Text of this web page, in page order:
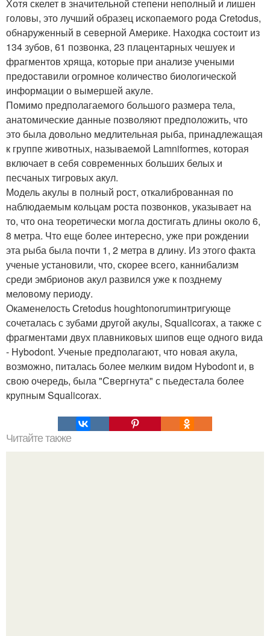
Хотя скелет в значительной степени неполный и лишен
головы, это лучший образец ископаемого рода Cretodus,
обнаруженный в северной Америке. Находка состоит из
134 зубов, 61 позвонка, 23 плацентарных чешуек и
фрагментов хряща, которые при анализе учеными
предоставили огромное количество биологической
информации о вымершей акуле.
Помимо предполагаемого большого размера тела,
анатомические данные позволяют предположить, что
это была довольно медлительная рыба, принадлежащая
к группе животных, называемой Lamniformes, которая
включает в себя современных больших белых и
песчаных тигровых акул.
Модель акулы в полный рост, откалиброванная по
наблюдаемым кольцам роста позвонков, указывает на
то, что она теоретически могла достигать длины около 6,
8 метра. Что еще более интересно, уже при рождении
эта рыба была почти 1, 2 метра в длину. Из этого факта
ученые установили, что, скорее всего, каннибализм
среди эмбрионов акул развился уже к позднему
меловому периоду.
Окаменелость Cretodus houghtonorumинтригующе
сочеталась с зубами другой акулы, Squalicorax, а также с
фрагментами двух плавниковых шипов еще одного вида
- Hybodont. Ученые предполагают, что новая акула,
возможно, питалась более мелким видом Hybodont и, в
свою очередь, была "Свергнута" с пьедестала более
крупным Squalicorax.
Читайте также